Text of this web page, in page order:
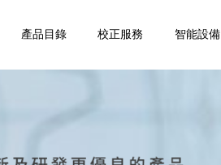
產品目錄 校正服務 智能設備